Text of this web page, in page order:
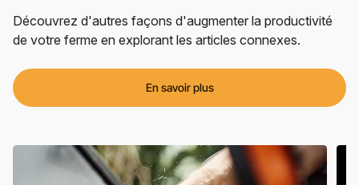
Découvrez d'autres façons d'augmenter la productivité
de votre ferme en explorant les articles connexes.
En savoir plus